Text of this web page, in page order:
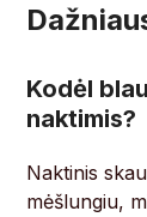
Kodėl
naktimis?
Naktinis
mėšlungiu,